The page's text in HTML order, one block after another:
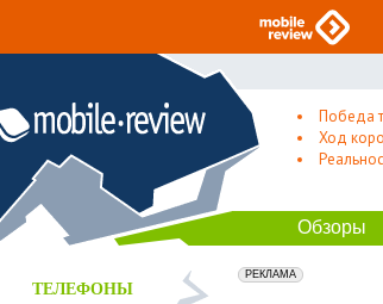
Победа
Ход
Обзоры
ТЕЛЕФОНЫ
erid: 2VfnxxmNzs5
РЕКЛАМА